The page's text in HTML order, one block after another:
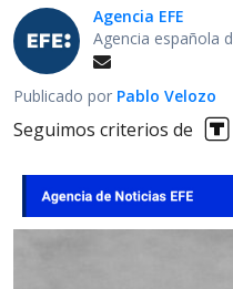
Agencia EFE
Agencia española
Publicado por Pablo Velozo
Seguimos criterios de